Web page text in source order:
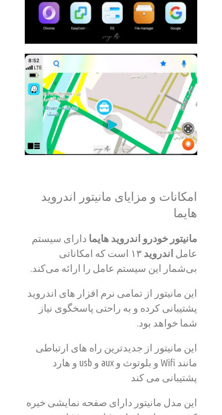
امکانات و مزایای مانیتور اندروید
هایما
مانیتور خودرو اندروید هایما دارای سیستم
عامل اندروید
است که امکاناتی
بی‌شمار این سیستم عامل را ارائه می‌کند.
این مانیتور از تمامی نرم افزار های اندروید
پشتیبانی کرده و به راحتی پاسخگوی نیاز
شما خواهد بود.
این مانیتور از جدیدترین راه های ارتباطی
مانند Wifi و بلوتوث و aux و usb و هارد
پشتیبانی می کند
این مدل مانیتور دارای صفحه نمایشی خیره